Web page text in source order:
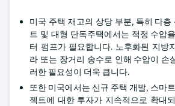
미국 주택 재고의 상당 부분, 특히 다
트 및 대형 단독주택에서는 적정 수압
터 펌프가 필요합니다. 노후화된 지방
라 또는 장거리 송수로 인해 수압이 손
러한 필요성이 더욱 큽니다.
또한 미국에서는 신규 주택 개발, 스마
젝트에 대한 투자가 지속적으로 확대